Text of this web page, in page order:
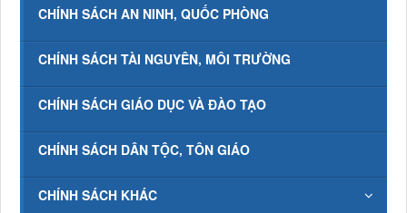
CHÍNH SÁCH AN NINH, QUỐC PHÒNG
CHÍNH SÁCH TÀI NGUYÊN, MÔI TRƯỜNG
CHÍNH SÁCH GIÁO DỤC VÀ ĐÀO TẠO
CHÍNH SÁCH DÂN TỘC, TÔN GIÁO
CHÍNH SÁCH KHÁC